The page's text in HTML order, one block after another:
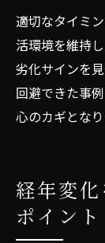
適切なタイミ
活環境を維持
劣化サインを
回避できた事
心のカギとなり
経年変
ポイント